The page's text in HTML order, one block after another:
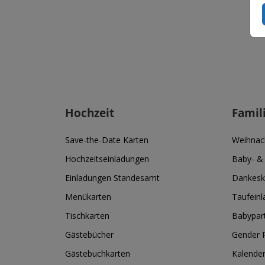
Hochzeit
Save-the-Date Karten
Hochzeitseinladungen
Einladungen Standesamt
Menükarten
Tischkarten
Gästebücher
Gästebuchkarten
Baby-
Gender
Kalender